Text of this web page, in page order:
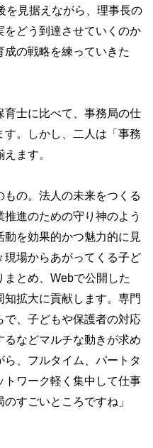
を見据えながら、理事長の
をどう到達させていくのか
の戦略を練っていきた
育士に比べて、事務局の仕
。しかし、二人は「事務
ます。
もの。法人の未来をつくる
進のための守り神のよう
を効果的かつ魅力的に見
場からあがってくる子ど
まとめ、Webで公開した
知拡大に貢献します。専門
で、子どもや保護者の対応
などマルチな動きが求め
、フルタイム、パートタ
トワーク軽く集中して仕事
すごいところですね」